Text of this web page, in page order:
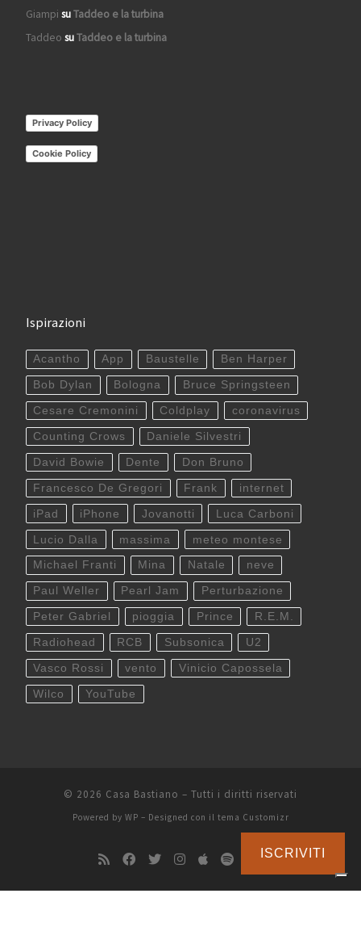
Giampi suTaddeo e la turbina
Taddeo suTaddeo e la turbina
Privacy Policy
Cookie Policy
Ispirazioni
Acantho App Baustelle Ben Harper
Bob Dylan Bologna Bruce Springsteen
Cesare Cremonini Coldplay coronavirus
Counting Crows Daniele Silvestri
David Bowie Dente Don Bruno
Francesco De Gregori Frank internet
iPad iPhone Jovanotti Luca Carboni
Lucio Dalla massima meteo montese
Michael Franti Mina Natale neve
Paul Weller Pearl Jam Perturbazione
Peter Gabriel pioggia Prince R.E.M.
Radiohead RCB Subsonica U2
Vasco Rossi vento Vinicio Capossela
Wilco YouTube
© 2026 Casa Bastiano – Tutti i diritti riservati
Powered by WP – Designed con il tema Customizr
ISCRIVITI